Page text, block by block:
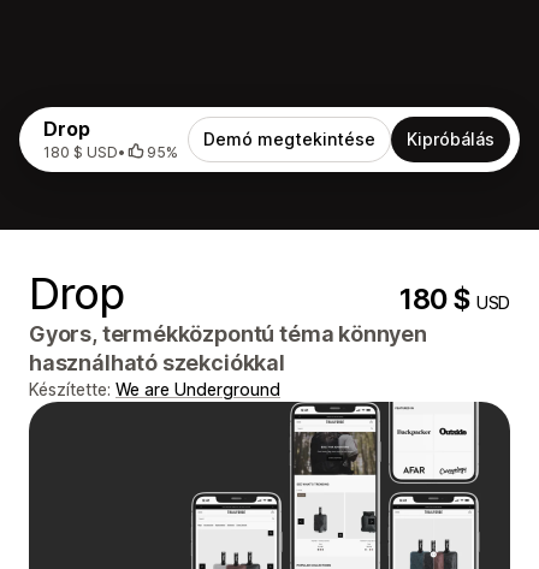
Drop
180 $ USD• 95%
Demó megtekintése Kipróbálás
Drop 180 $USD
Gyors, termékközpontú téma könnyen
használható szekciókkal
Készítette: We are Underground